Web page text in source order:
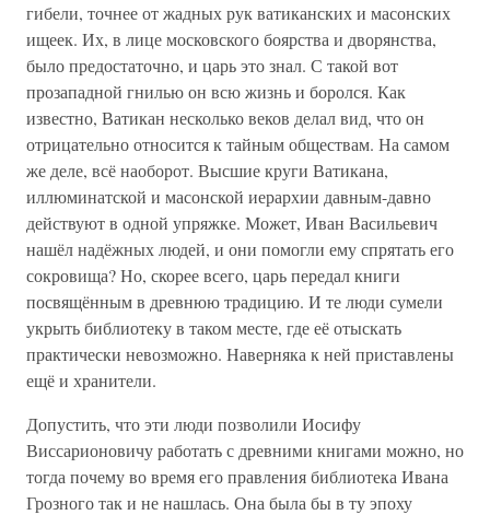
гибели, точнее от жадных рук ватиканских и масонских
ищеек. Их, в лице московского боярства и дворянства,
было предостаточно, и царь это знал. С такой вот
прозападной гнилью он всю жизнь и боролся. Как
известно, Ватикан несколько веков делал вид, что он
отрицательно относится к тайным обществам. На самом
же деле, всё наоборот. Высшие круги Ватикана,
иллюминатской и масонской иерархии давным-давно
действуют в одной упряжке. Может, Иван Васильевич
нашёл надёжных людей, и они помогли ему спрятать его
сокровища? Но, скорее всего, царь передал книги
посвящённым в древнюю традицию. И те люди сумели
укрыть библиотеку в таком месте, где её отыскать
практически невозможно. Наверняка к ней приставлены
ещё и хранители.
Допустить, что эти люди позволили Иосифу
Виссарионовичу работать с древними книгами можно, но
тогда почему во время его правления библиотека Ивана
Грозного так и не нашлась. Она была бы в ту эпоху